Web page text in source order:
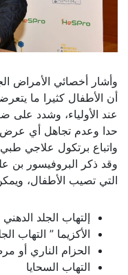
وأشار أخصائي الأمراض
أن الأطفال كثيرا ما
عند الأولياء، وشدد
حدا وعدم تجاهل أي عرض
واتباع برتكول علاجي
وقد ذكر البروفيسور بن
التي تصيب الأطفال،
إلتهاب الجلد
الأكزيما ” التهاب
الحزام الناري أو
التهاب السحايا